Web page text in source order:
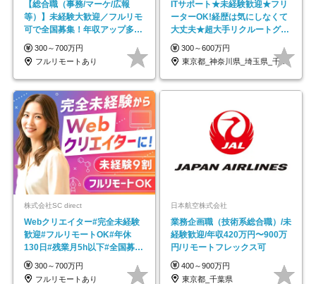
【総合職（事務/マーケ/広報
等）】未経験大歓迎／フルリモ
可で全国募集！年収アップ多数
★年休最大130日★
300～700万円
フルリモートあり
ITサポート★未経験歓迎★フリ
ーターOK!経歴は気にしなくて
大丈夫★超大手リクルートグル
ープの正社員/sg
300～600万円
東京都_神奈川県_埼玉県_千葉県_大阪府…
株式会社SC direct
Webクリエイター#完全未経験
歓迎#フルリモートOK#年休
130日#残業月5h以下#全国募集
#最大1年の研修
300～700万円
フルリモートあり
日本航空株式会社
業務企画職（技術系総合職）/未
経験歓迎/年収420万円〜900万
円/リモートフレックス可
400～900万円
東京都_千葉県